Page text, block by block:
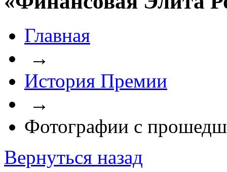
Главная
→
История Премии
→
Фотографии с
Вернуться назад